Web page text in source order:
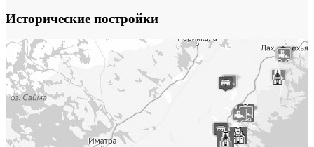
Исторические постройки